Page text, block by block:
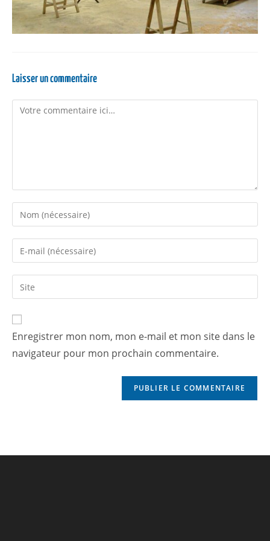
Laisser un commentaire
Enregistrer mon nom, mon e-mail et mon site dans le
navigateur pour mon prochain commentaire.